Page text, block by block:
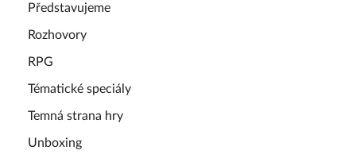
Představujeme
Rozhovory
RPG
Tématické speciály
Temná strana hry
Unboxing